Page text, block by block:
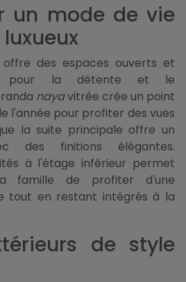
un mode de vie
offre des espaces ouverts et
pour la détente et le
nayavitrée crée un point
l'année pour profiter des vues
la suite principale offre un
des finitions élégantes.
à l'étage inférieur permet
de profiter d'une
tout en restant intégrés à la
de style